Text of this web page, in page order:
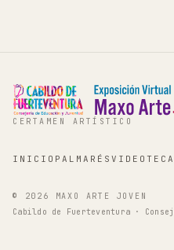
CERTAMEN ARTÍSTICO
INICIO PALMARÉS VIDEOTECA
© 2026
MAXO ARTE JOVEN
Cabildo de Fuerteventura ·